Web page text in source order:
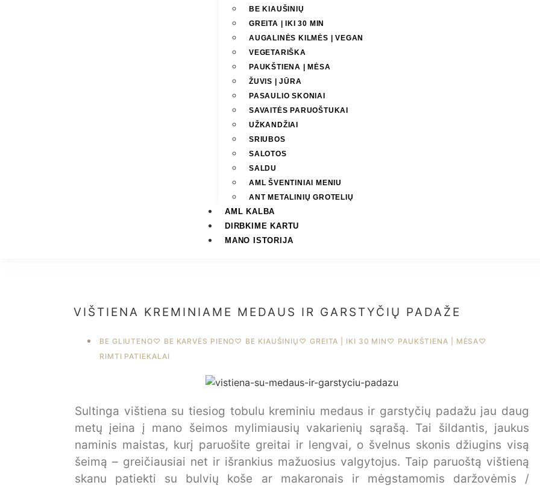
BE KIAUŠINIŲ
GREITA | IKI 30 MIN
AUGALINĖS KILMĖS | VEGAN
VEGETARIŠKA
PAUKŠTIENA | MĖSA
ŽUVIS | JŪRA
PASAULIO SKONIAI
SAVAITĖS PARUOŠTUKAI
UŽKANDŽIAI
SRIUBOS
SALOTOS
SALDU
AML ŠVENTINIAI MENIU
ANT METALINIŲ GROTELIŲ
AML KALBA
DIRBKIME KARTU
MANO ISTORIJA
VIŠTIENA KREMINIAME MEDAUS IR GARSTYČIŲ PADAŽE
BE GLIUTENO♡ BE KARVĖS PIENO♡ BE KIAUŠINIŲ ♡ GREITA | IKI 30 MIN ♡ PAUKŠTIENA | MĖSA♡
RIMTI PATIEKALAI
Sultinga vištiena su tiesiog tobulu kreminiu medaus ir garstyčių padažu jau daug
metų įeina į mano šeimos mylimiausių vakarienių sąrašą. Tai šildantis, jaukus
naminis maistas, kurį paruošite greitai ir lengvai, o švelnus skonis džiugins visą
šeimą – greičiausiai net ir išrankius mažuosius valgytojus. Taip paruoštą vištieną
skanu patiekti su bulvių koše ar makaronais ir mėgstamomis daržovėmis /